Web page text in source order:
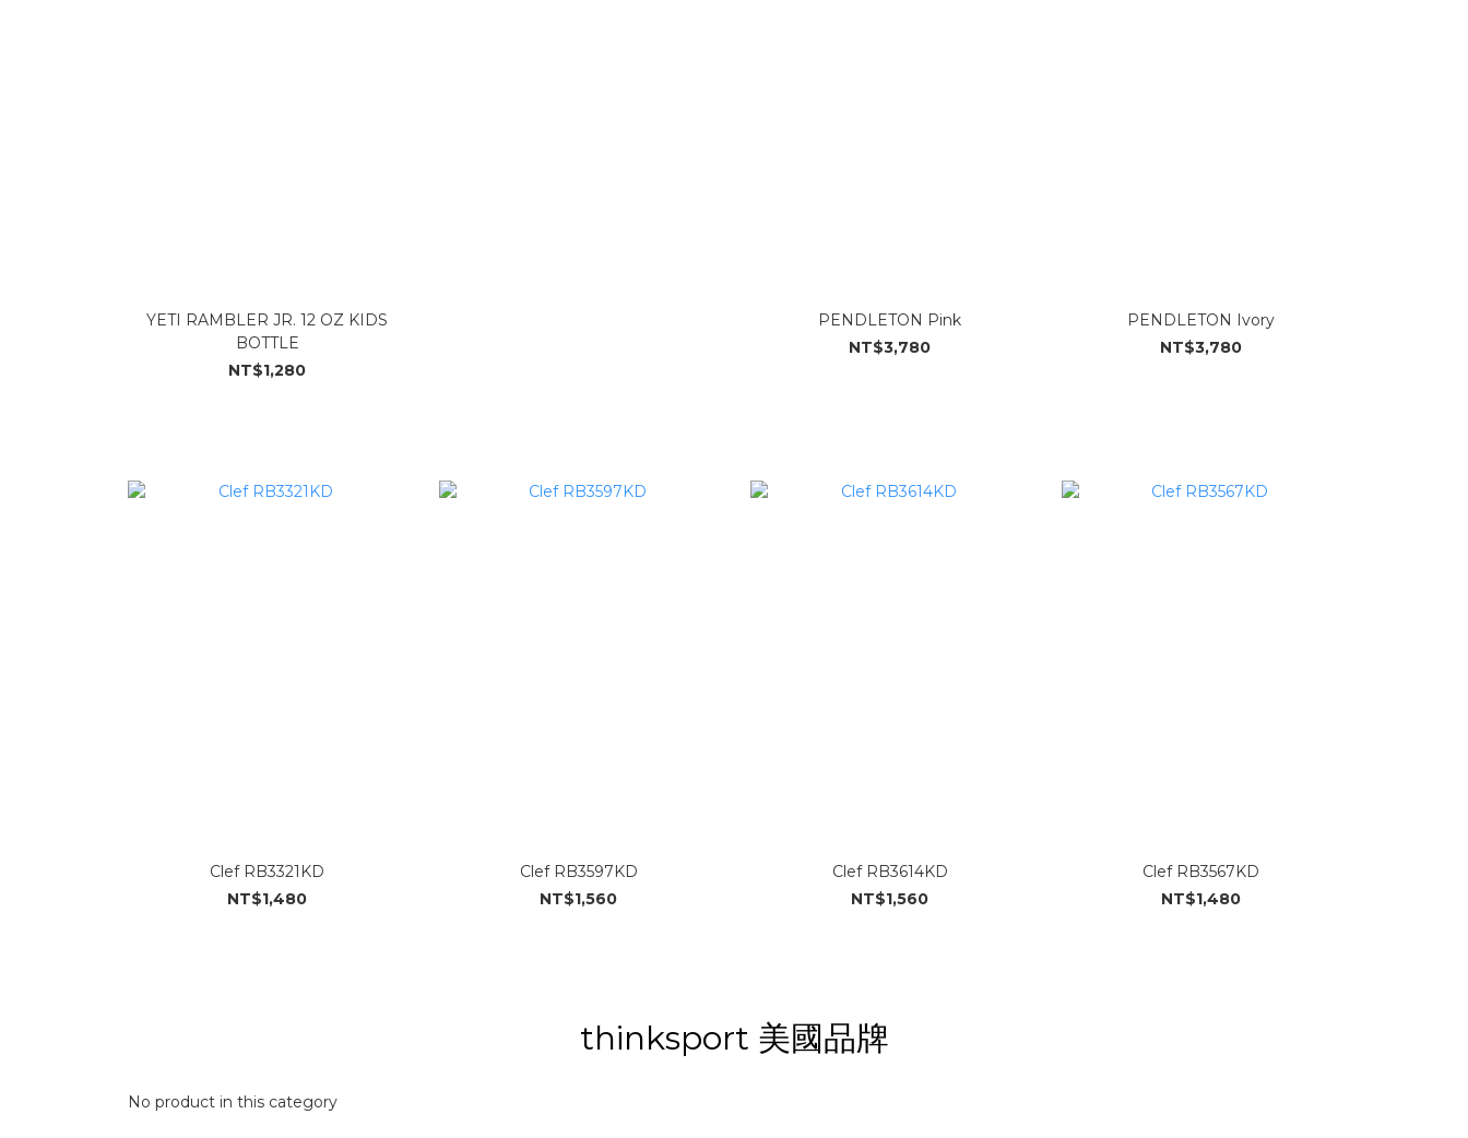
YETI RAMBLER JR. 12 OZ KIDS
BOTTLE
NT$1,280
PENDLETON Pink
NT$3,780
PENDLETON Ivory
NT$3,780
Clef RB3321KD
NT$1,480
Clef RB3597KD
NT$1,560
Clef RB3614KD
NT$1,560
Clef RB3567KD
NT$1,480
thinksport 美國品牌
No product in this category